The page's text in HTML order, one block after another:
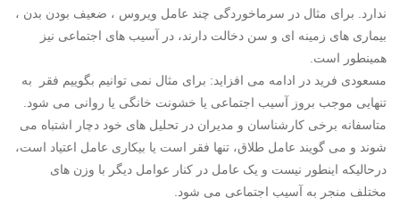
ندارد. برای مثال در سرماخوردگی چند عامل ویروس ، ضعیف بودن بدن ،
بیماری های زمینه ای و سن دخالت دارند، در آسیب های اجتماعی نیز
همینطور است.
مسعودی فرید در ادامه می افزاید: برای مثال نمی توانیم بگوییم فقر به
تنهایی موجب بروز آسیب اجتماعی یا خشونت خانگی یا روانی می شود.
متاسفانه برخی کارشناسان و مدیران در تحلیل های خود دچار اشتباه می
شوند و می گویند عامل طلاق، تنها فقر است یا بیکاری عامل اعتیاد است،
درحالیکه اینطور نیست و یک عامل در کنار عوامل دیگر با وزن های
مختلف منجر به آسیب اجتماعی می شود.